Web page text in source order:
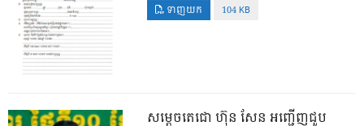
ទាញយក 104 KB
សម្តេចតេជោ ហ៊ុន សែន អញ្ជើញជួប